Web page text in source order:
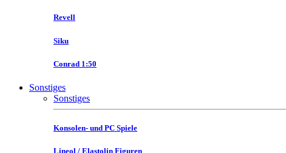
Revell
Siku
Conrad 1:50
Sonstiges
Sonstiges
Konsolen- und PC Spiele
Lineol / Elastolin Figuren